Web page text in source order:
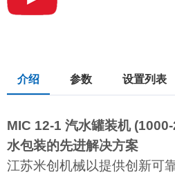
介绍 参数 设置列表
MIC 12-1 汽水罐装机
水包装的先进解决方案
江苏米创机械以提供创新可